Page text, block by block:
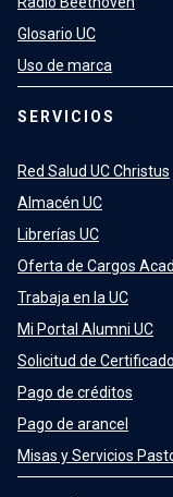
Glosario UC
Uso de marca
SERVICIOS
Red Salud UC Christus
Almacén UC
Librerías UC
Oferta de Cargos
Trabaja en la UC
Mi Portal Alumni UC
Solicitud de
Pago de créditos
Pago de arancel
Misas y Servicios